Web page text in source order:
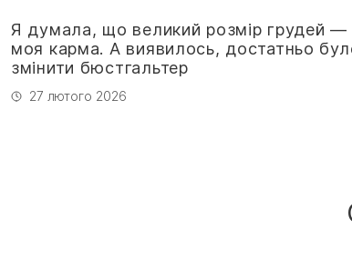
Я думала, що великий розмір грудей —
моя карма. А виявилось, достатньо
змінити бюстгальтер
27 лютого 2026